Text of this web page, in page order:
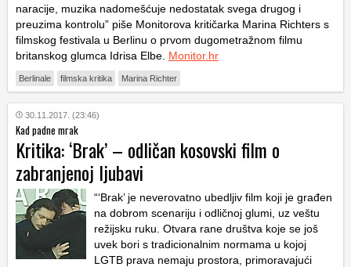
naracije, muzika nadomešćuje nedostatak svega drugog i
preuzima kontrolu” piše Monitorova kritičarka Marina Richters s
filmskog festivala u Berlinu o prvom dugometražnom filmu
britanskog glumca Idrisa Elbe. Monitor.hr
Berlinale filmska kritika Marina Richter
30.11.2017. (23:46)
Kad padne mrak
Kritika: ‘Brak’ – odličan kosovski film o
zabranjenoj ljubavi
“‘Brak’ je neverovatno ubedljiv film koji je građen
na dobrom scenariju i odličnoj glumi, uz veštu
režijsku ruku. Otvara rane društva koje se još
uvek bori s tradicionalnim normama u kojoj
LGTB prava nemaju prostora, primoravajući